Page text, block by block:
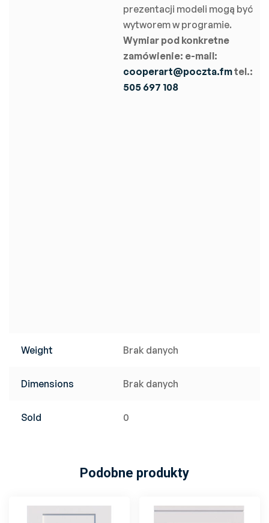
prezentacji modeli mogą być
wytworem w programie.
Wymiar pod konkretne
zamówienie: e-mail:
cooperart@poczta.fmtel.:
505 697 108
Weight Brak danych
Dimensions Brak danych
Sold 0
Podobne produkty